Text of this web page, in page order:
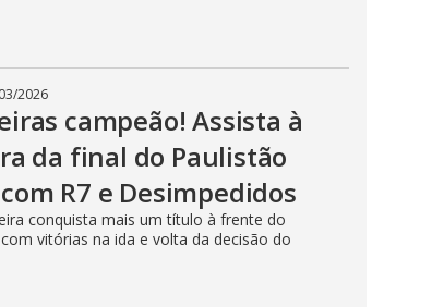
2026
campeão! Assista à
da final do Paulistão
R7 e Desimpedidos
conquista mais um título à frente do
vitórias na ida e volta da decisão do